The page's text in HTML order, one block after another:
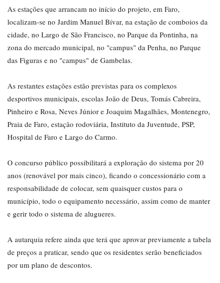
As estações que arrancam no início do projeto, em Faro,
localizam-se no Jardim Manuel Bívar, na estação de comboios da
cidade, no Largo de São Francisco, no Parque da Pontinha, na
zona do mercado municipal, no "campus" da Penha, no Parque
das Figuras e no "campus" de Gambelas.
As restantes estações estão previstas para os complexos
desportivos municipais, escolas João de Deus, Tomás Cabreira,
Pinheiro e Rosa, Neves Júnior e Joaquim Magalhães, Montenegro,
Praia de Faro, estação rodoviária, Instituto da Juventude, PSP,
Hospital de Faro e Largo do Carmo.
O concurso público possibilitará a exploração do sistema por 20
anos (renovável por mais cinco), ficando o concessionário com a
responsabilidade de colocar, sem quaisquer custos para o
município, todo o equipamento necessário, assim como de manter
e gerir todo o sistema de alugueres.
A autarquia refere ainda que terá que aprovar previamente a tabela
de preços a praticar, sendo que os residentes serão beneficiados
por um plano de descontos.